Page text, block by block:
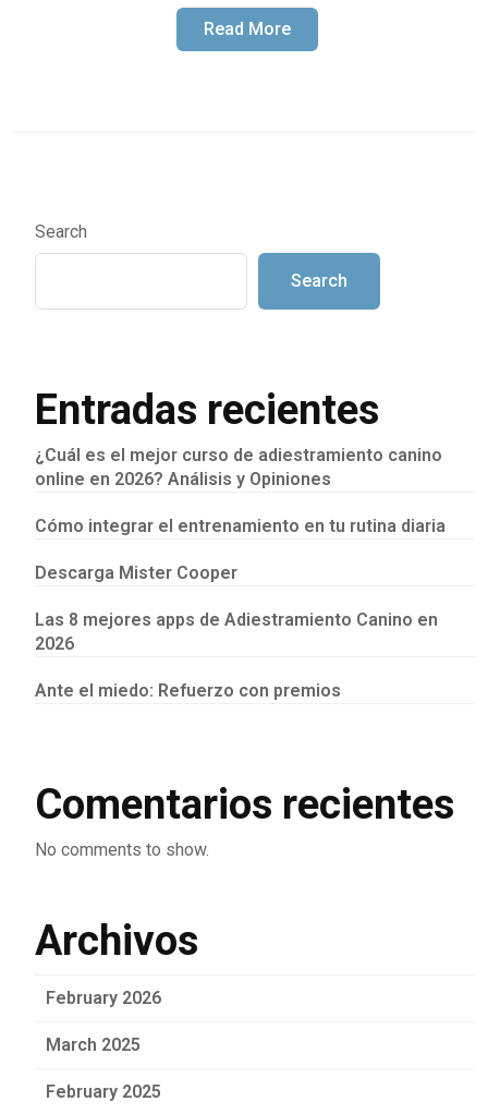
Read More
Search
Search
Entradas recientes
¿Cuál es el mejor curso de adiestramiento canino
online en 2026? Análisis y Opiniones
Cómo integrar el entrenamiento en tu rutina diaria
Descarga Mister Cooper
Las 8 mejores apps de Adiestramiento Canino en
2026
Ante el miedo: Refuerzo con premios
Comentarios recientes
No comments to show.
Archivos
February 2026
March 2025
February 2025